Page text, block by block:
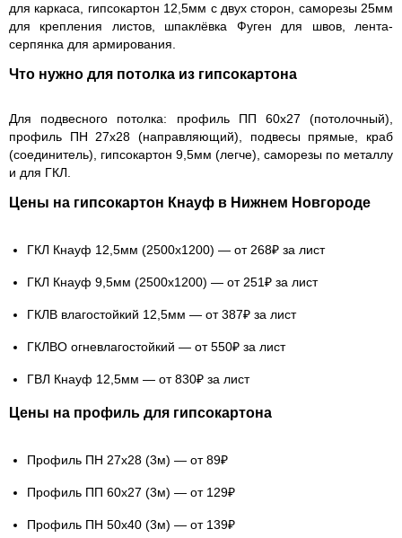
для каркаса, гипсокартон 12,5мм с двух сторон, саморезы25мм
для крепления листов, шпаклёвка Фуген для швов, лента-
серпянка для армирования.
Что нужно для потолка из гипсокартона
Для подвесного потолка: профиль ПП 60х27 (потолочный),
профиль ПН 27х28 (направляющий), подвесы прямые
краб
(соединитель), гипсокартон 9,5мм (легче), саморезы по металлу
и для ГКЛ.
Цены на гипсокартон Кнауф в Нижнем Новгороде
ГКЛ Кнауф 12,5мм (2500x1200) — от 268₽ за лист
ГКЛ Кнауф 9,5мм (2500x1200) — от 251₽ за лист
ГКЛВ влагостойкий 12,5мм — от 387₽ за лист
ГКЛВО огневлагостойкий — от 550₽ за лист
ГВЛ Кнауф 12,5мм — от 830₽ за лист
Цены на профиль для гипсокартона
Профиль ПН 27х28 (3м) — от 89₽
Профиль ПП 60х27 (3м) — от 129₽
Профиль ПН 50х40 (3м) — от 139₽